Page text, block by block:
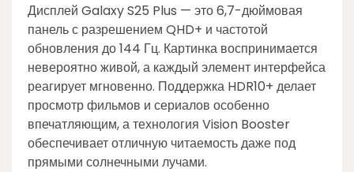
Дисплей Galaxy S25 Plus — это 6,7-дюймовая
панель с разрешением QHD+ и частотой
обновления до 144 Гц. Картинка воспринимается
невероятно живой, а каждый элемент интерфейса
реагирует мгновенно. Поддержка HDR10+ делает
просмотр фильмов и сериалов особенно
впечатляющим, а технология Vision Booster
обеспечивает отличную читаемость даже под
прямыми солнечными лучами.